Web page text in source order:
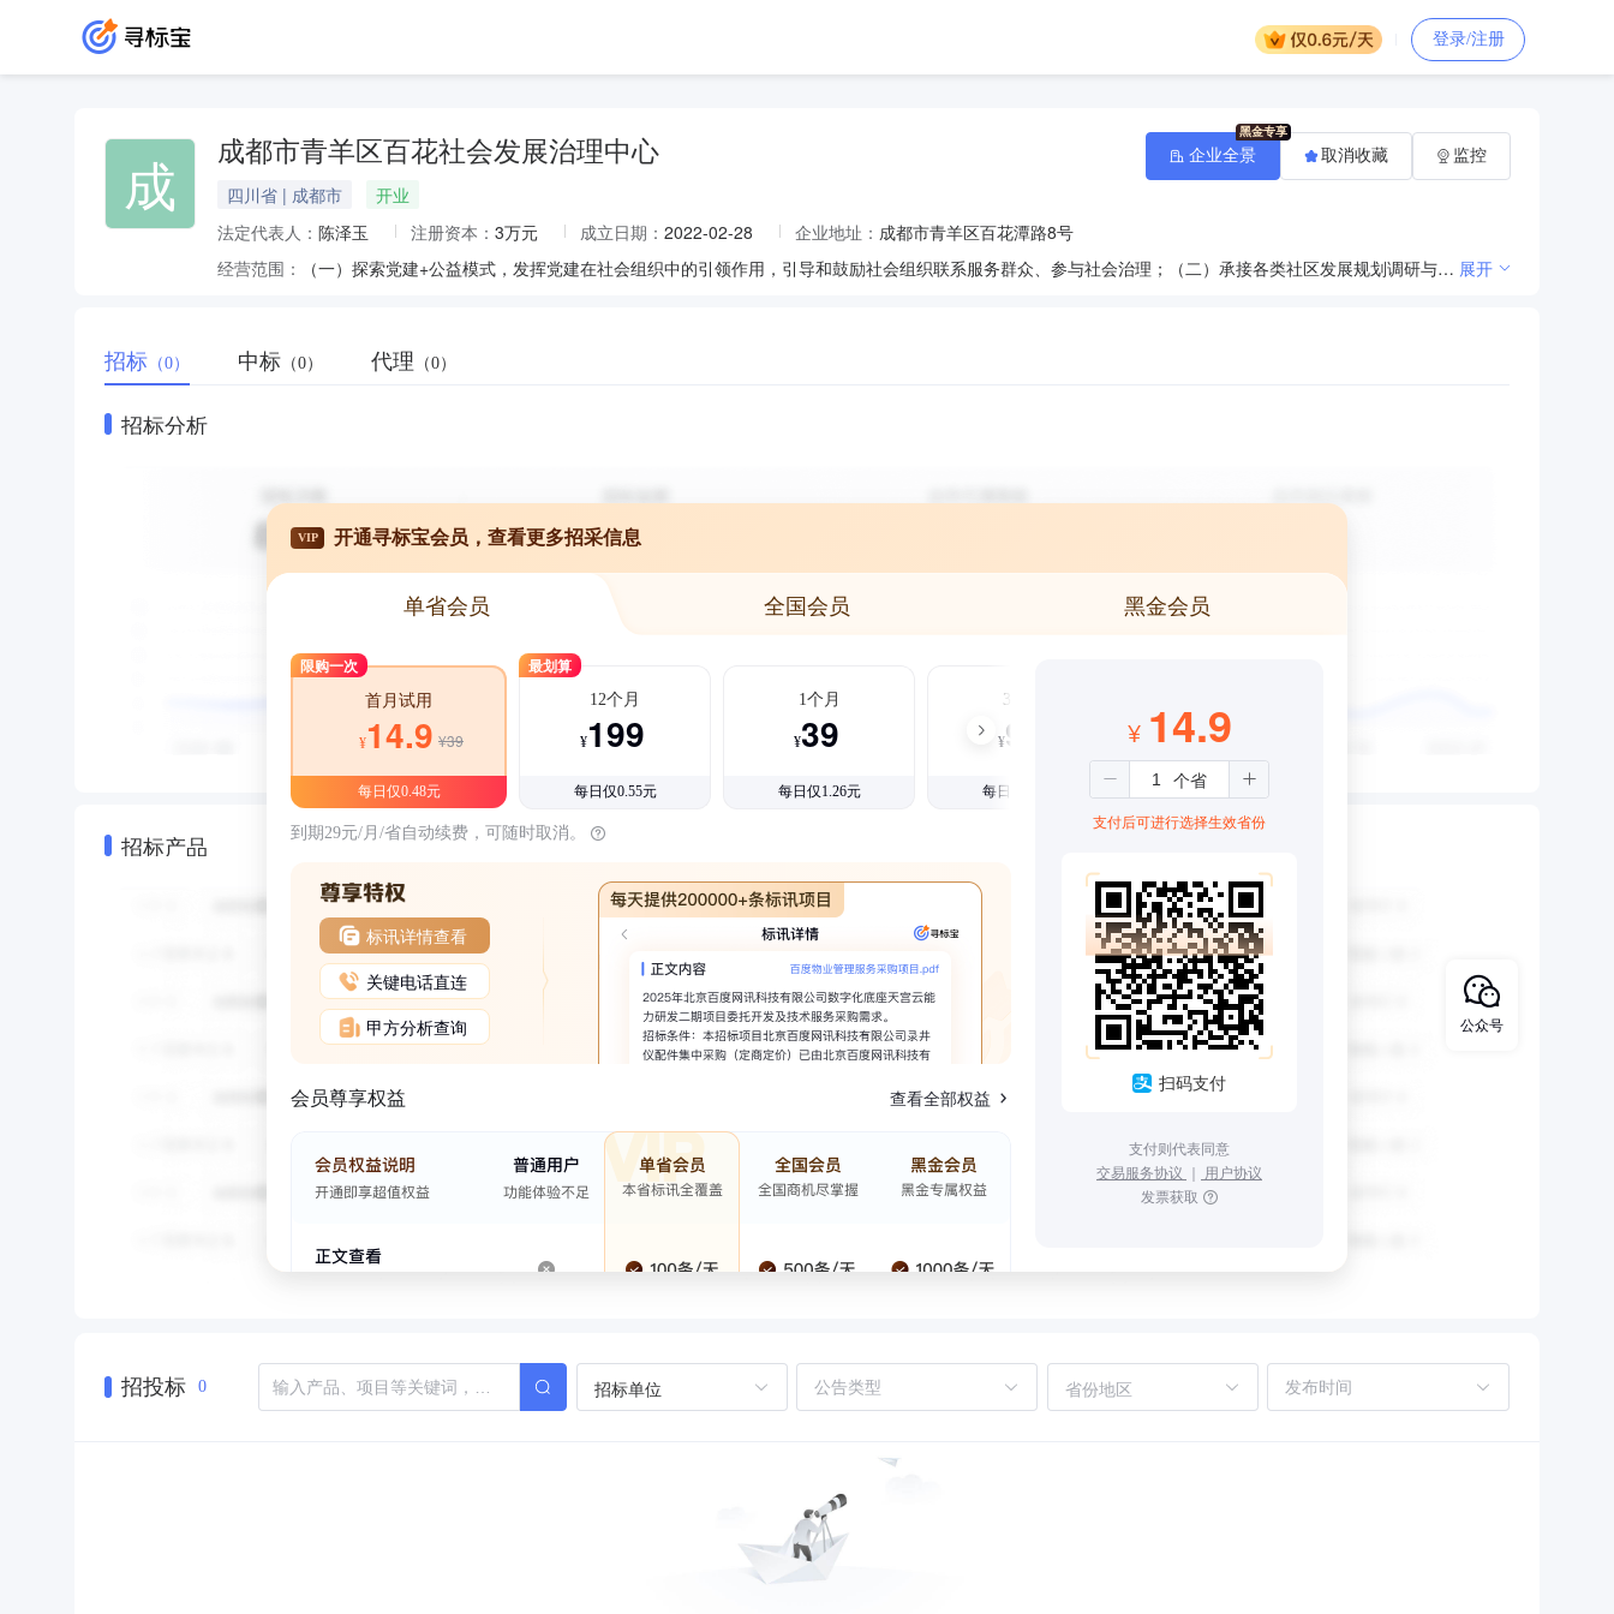
登录/注册
成 成都市青羊区百花社会发展治理中心
四川省 | 成都市
开业
法定代表人： 陈泽玉 注册资本： 3万元 成立日期： 2022-02-28 企业地址： 成都市青羊区百花潭路8号
经营范围：
（一）探索党建+公益模式，发挥党建在社会组织中的引领作用，引导和鼓励社会组织联系服务群众、参与社会治理；（二）承接各类社区发展规划调研与编制，社会工作课题研究，策划与宣传，开展专业化社会工作服务，完成政府部门委托的各项服务类工作。（三）创新社会组织管理模式，公共资源得到集中共享，孵化培育各类社会组织、社区自组织，加强对社会组织的监管，促进社会组织健康成长；（四）开展社区营造，空间资源梳理及运营管理，孵化并扶持创新型企业，运用大数据实现社区智慧化管理；（五）探索自我造血可持续发展模式，创立专业化、标准化、品牌化、特色化枢纽型社会组织平台。 展开
企业全景 取消收藏 监控
招标 （0） 中标 （0） 代理 （0）
招标分析
招标产品
VIP 开通寻标宝会员，查看更多招采信息
单省会员 全国会员 黑金会员
限购一次
首月试用
¥14.9 ¥39
每日仅0.48元
最划算
12个月
¥199
每日仅0.55元
1个月
¥39
每日仅1.26元
3个月
¥99
每日仅1.08元
到期29元/月/省自动续费，可随时取消。
标讯详情查看
关键电话直连
甲方分析查询
会员尊享权益 查看全部权益
¥ 14.9
支付后可进行选择生效省份
扫码支付
支付则代表同意
交易服务协议 ｜ 用户协议
发票获取
招投标 0 招标单位 省份地区
公众号